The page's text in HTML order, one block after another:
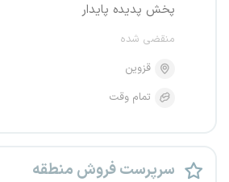
پخش پدیده پایدار
منقضی شده
قزوین
تمام وقت
سرپرست فروش منطقه